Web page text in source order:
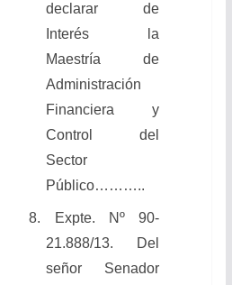
declarar de
Interés la
Maestría de
Administración
Financiera y
Control del
Sector
Público………..
8. Expte. Nº 90-
21.888/13. Del
señor Senador